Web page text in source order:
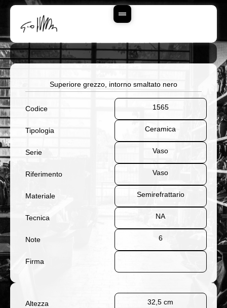
Contenuto
Superiore grezzo, intorno smaltato nero
Codice 1565
Tipologia Ceramica
Serie Vaso
Riferimento Vaso
Materiale Semirefrattario
Tecnica NA
Note 6
Firma
Altezza 32,5 cm